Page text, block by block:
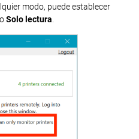
modo, puede establecer
Solo lectura